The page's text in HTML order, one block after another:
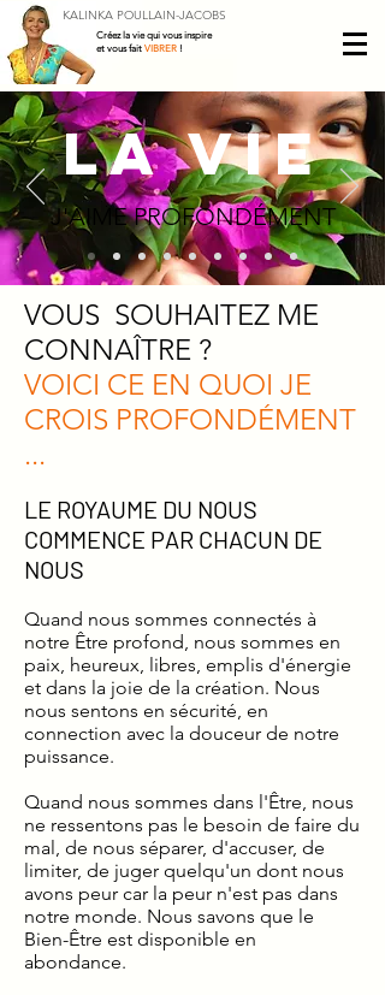
Créez la vie qui vous inspire
et vous fait VIBRER !
KALINKA POULLAIN-JACOBS
LA VIE
J'AIME PROFONDÉMENT
VOUS SOUHAITEZ ME
CONNAÎTRE ?
VOICI CE EN QUOI JE
CROIS PROFONDÉMENT
...
LE ROYAUME DU NOUS
COMMENCE PAR CHACUN DE
NOUS
Quand nous sommes connectés à
notre Être profond, nous sommes en
paix, heureux, libres, emplis d'énergie
et dans la joie de la création. Nous
nous sentons en sécurité, en
connection avec la douceur de notre
puissance.
Quand nous sommes dans l'Être, nous
ne ressentons pas le besoin de faire du
mal, de nous séparer, d'accuser, de
limiter, de juger quelqu'un dont nous
avons peur car la peur n'est pas dans
notre monde. Nous savons que le
Bien-Être est disponible en
abondance.